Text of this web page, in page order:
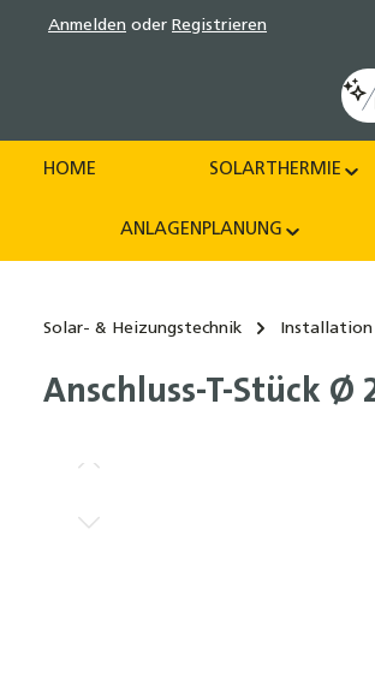
Zur Hauptnavigation springen
Anmelden oder Registrieren
HOME SOLARTHERMIE
ANLAGENPLANUNG
Solar- & Heizungstechnik Installation
Anschluss-T-Stück